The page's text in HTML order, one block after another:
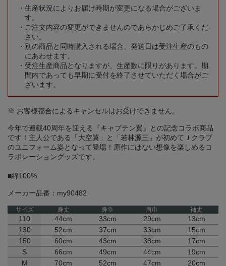
生産状況によりお届け時期が変更になる場合がございま
す。
ご注文内容の変更ができませんのであらかじめご了承くだ
さい。
別の商品と同時購入される場合、発送日は受注生産のもの
にあわせます。
受注生産商品となりますが、生産数に限りがあります。期
間内であっても早期に受付を終了させていただく場合がご
ざいます。
※ お客様都合によるキャンセルはお受けできません。
今年で連載40周年を迎える『キャプテン翼』との記念コラボ商品
です！主人公である「大空翼」と「若林源三」が初めてＪクラブ
のユニフォーム姿となって登場！原作にはない想像を楽しめるコ
ラボレーショングッズです。
■綿100%
メーカー品番：my90482
サイズ 身丈 身巾 肩巾 袖丈
110 44cm 33cm 29cm
13cm
130
52cm 37cm 33cm
15cm
150
60cm 43cm 38cm
17cm
S
66cm 49cm 44cm
19cm
M
70cm 52cm 47cm
20cm